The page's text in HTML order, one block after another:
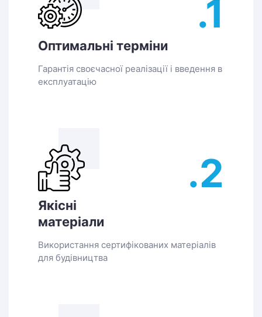
.1
Оптимальні терміни
Гарантія своєчасної реалізації і введення в
експлуатацію
.2
Якісні
матеріали
Використання сертифікованих матеріалів
для будівництва